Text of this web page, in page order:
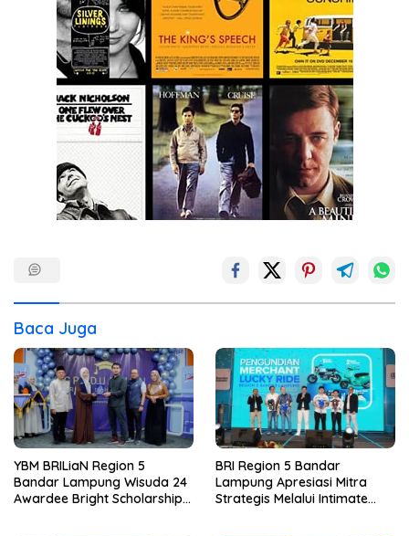
Baca Juga
YBM BRILiaN Region 5
Bandar Lampung Wisuda 24
Awardee Bright Scholarship
BRI Region 5 Bandar
Lampung Apresiasi Mitra
Strategis Melalui Intimate